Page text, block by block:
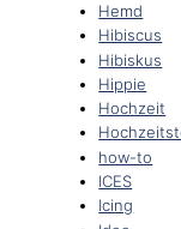
Hemd
Hibiscus
Hibiskus
Hippie
Hochzeit
how-to
ICES
Icing